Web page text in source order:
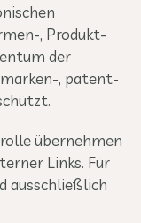
, Produkt-
der
marken-, patent-
übernehmen
Links. Für
ausschließlich